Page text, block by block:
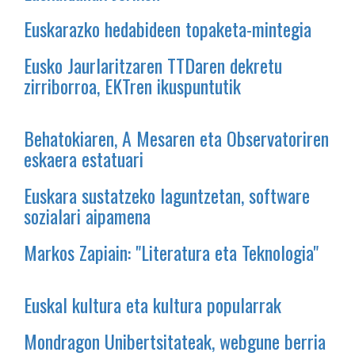
Euskarazko hedabideen topaketa-mintegia
Eusko Jaurlaritzaren TTDaren dekretu
zirriborroa, EKTren ikuspuntutik
Behatokiaren, A Mesaren eta Observatoriren
eskaera estatuari
Euskara sustatzeko laguntzetan, software
sozialari aipamena
Markos Zapiain: "Literatura eta Teknologia"
Euskal kultura eta kultura popularrak
Mondragon Unibertsitateak, webgune berria